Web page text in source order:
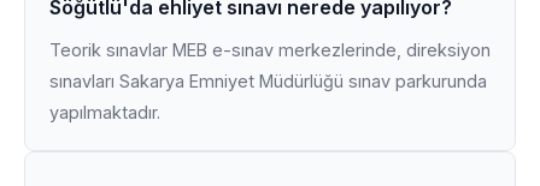
Söğütlü'da ehliyet sınavı nerede yapılıyor?
Teorik sınavlar MEB e-sınav merkezlerinde, direksiyon
sınavları Sakarya Emniyet Müdürlüğü sınav parkurunda
yapılmaktadır.